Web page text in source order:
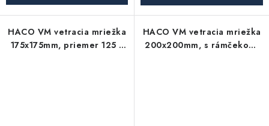
HACO VM vetracia mriežka
175x175mm, priemer 125 s
HACO VM vetracia mriežka
200x200mm, s rámčekom,